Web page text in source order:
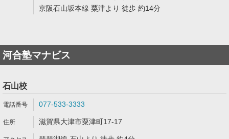
京阪石山坂本線 粟津より 徒歩 約14分
河合塾マナビス
石山校
077-533-3333
滋賀県大津市粟津町17-17